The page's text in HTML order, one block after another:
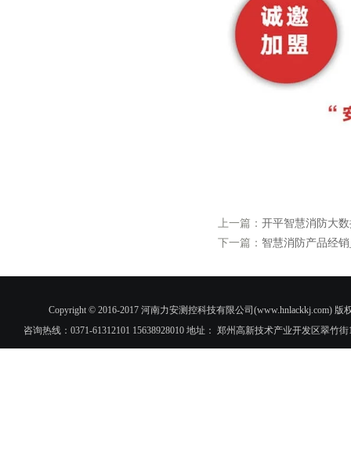
上一篇： 开平智慧消防大
下一篇： 智慧消防产品经
Copyright © 2016-2017 河南力安测控科技有限公司(www.hnlackkj.com)
咨询热线：0371-61312101 15638928010 地址： 郑州高新技术产业开发区翠竹